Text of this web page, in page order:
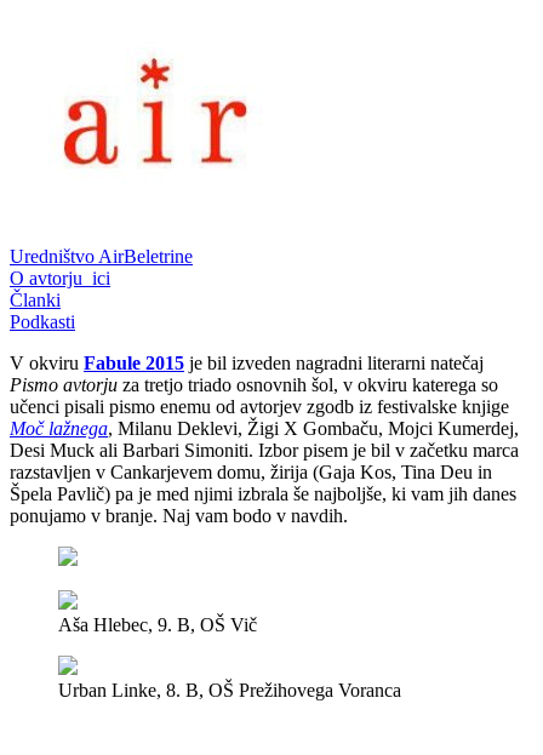
Uredništvo AirBeletrine
O avtorju_ici
Članki
Podkasti
V okviru Fabule 2015 je bil izveden nagradni literarni natečaj
Pismo avtorju za tretjo triado osnovnih šol, v okviru katerega so
učenci pisali pismo enemu od avtorjev zgodb iz festivalske knjige
Moč lažnega, Milanu Deklevi, Žigi X Gombaču, Mojci Kumerdej,
Desi Muck ali Barbari Simoniti. Izbor pisem je bil v začetku marca
razstavljen v Cankarjevem domu, žirija (Gaja Kos, Tina Deu in
Špela Pavlič) pa je med njimi izbrala še najboljše, ki vam jih danes
ponujamo v branje. Naj vam bodo v navdih.
Aša Hlebec, 9. B, OŠ Vič
Urban Linke, 8. B, OŠ Prežihovega Voranca